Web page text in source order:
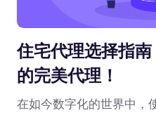
住宅代理选择指
的完美代理！
在如今数字化的世界中，